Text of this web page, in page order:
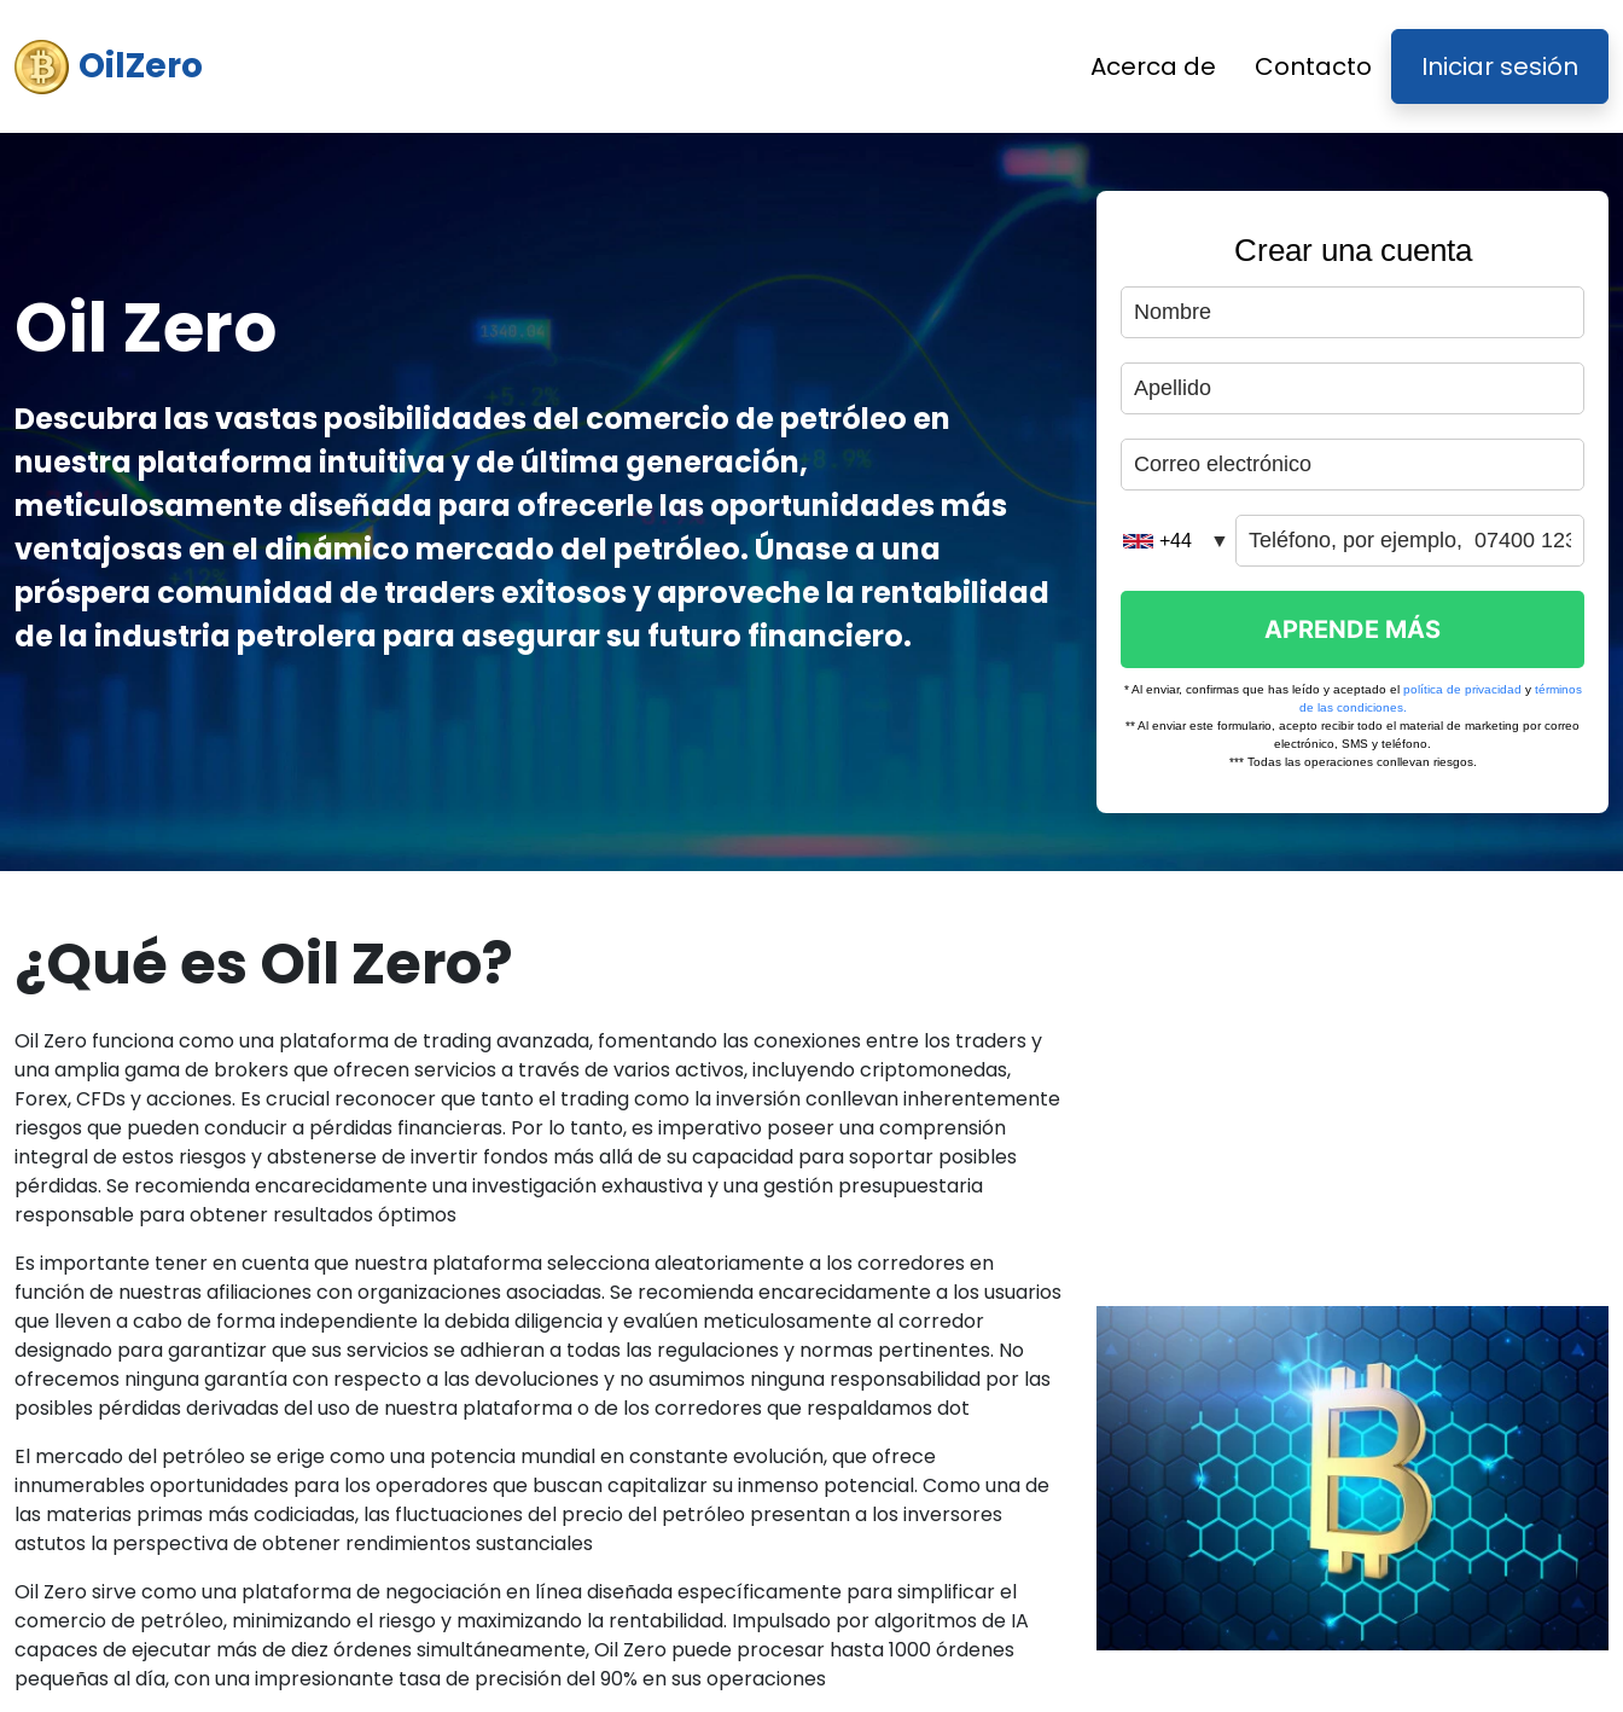
OilZero Acerca de Contacto Iniciar sesión
Oil Zero
Descubra las vastas posibilidades del comercio de petróleo en
nuestra plataforma intuitiva y de última generación,
meticulosamente diseñada para ofrecerle las oportunidades más
ventajosas en el dinámico mercado del petróleo. Únase a una
próspera comunidad de traders exitosos y aproveche la rentabilidad
de la industria petrolera para asegurar su futuro financiero.
¿Qué es Oil Zero?
Oil Zero funciona como una plataforma de trading avanzada, fomentando las conexiones entre los traders y
una amplia gama de brokers que ofrecen servicios a través de varios activos, incluyendo criptomonedas,
Forex, CFDs y acciones. Es crucial reconocer que tanto el trading como la inversión conllevan inherentemente
riesgos que pueden conducir a pérdidas financieras. Por lo tanto, es imperativo poseer una comprensión
integral de estos riesgos y abstenerse de invertir fondos más allá de su capacidad para soportar posibles
pérdidas. Se recomienda encarecidamente una investigación exhaustiva y una gestión presupuestaria
responsable para obtener resultados óptimos
Es importante tener en cuenta que nuestra plataforma selecciona aleatoriamente a los corredores en
función de nuestras afiliaciones con organizaciones asociadas. Se recomienda encarecidamente a los usuarios
que lleven a cabo de forma independiente la debida diligencia y evalúen meticulosamente al corredor
designado para garantizar que sus servicios se adhieran a todas las regulaciones y normas pertinentes. No
ofrecemos ninguna garantía con respecto a las devoluciones y no asumimos ninguna responsabilidad por las
posibles pérdidas derivadas del uso de nuestra plataforma o de los corredores que respaldamos dot
El mercado del petróleo se erige como una potencia mundial en constante evolución, que ofrece
innumerables oportunidades para los operadores que buscan capitalizar su inmenso potencial. Como una de
las materias primas más codiciadas, las fluctuaciones del precio del petróleo presentan a los inversores
astutos la perspectiva de obtener rendimientos sustanciales
Oil Zero sirve como una plataforma de negociación en línea diseñada específicamente para simplificar el
comercio de petróleo, minimizando el riesgo y maximizando la rentabilidad. Impulsado por algoritmos de IA
capaces de ejecutar más de diez órdenes simultáneamente, Oil Zero puede procesar hasta 1000 órdenes
pequeñas al día, con una impresionante tasa de precisión del 90% en sus operaciones